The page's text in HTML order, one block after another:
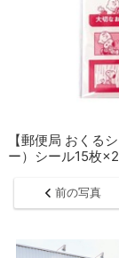
【郵便局 おくる
ー）シール15枚
前の写真